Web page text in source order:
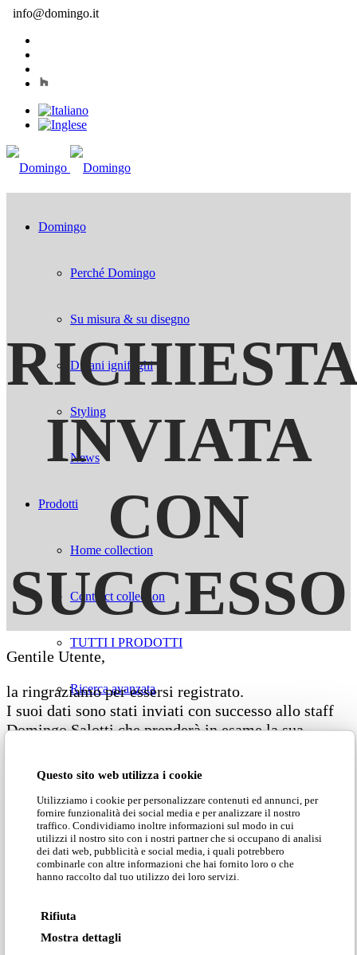
Questo sito web utilizza i cookie
Utilizziamo i cookie per personalizzare contenuti ed annunci, per
fornire funzionalità dei social media e per analizzare il nostro
traffico. Condividiamo inoltre informazioni sul modo in cui
utilizzi il nostro sito con i nostri partner che si occupano di analisi
dei dati web, pubblicità e social media, i quali potrebbero
combinarle con altre informazioni che hai fornito loro o che
hanno raccolto dal tuo utilizzo dei loro servizi.
Rifiuta
Mostra dettagli
info@domingo.it
Domingo
Perché Domingo
Su misura & su disegno
Divani ignifughi
Styling
News
Prodotti
Home collection
Contract collection
TUTTI I PRODOTTI
Ricerca avanzata
Cataloghi
Collezioni
Groove
Tracks
Divinitas
INVIATA
CON
SUCCESSO
Gentile Utente,
la ringraziamo per essersi registrato.
I suoi dati sono stati inviati con successo allo staff
Domingo Salotti che prenderà in esame la sua
Riceverà presto una email con i Suoi dati di accesso
Dear User,
Thank you for registering.
Domingo Salotti staff and your request will be
evaluated as soon as possible.